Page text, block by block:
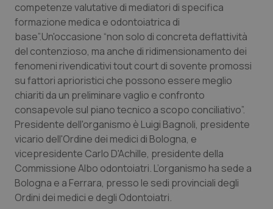
Lazio
Liguria
Lombardia
Marche
Molise
Piemonte
Diabete & glucometri
Disturbi dell’umore
Dolore
Donna & Salute
Epatiti
HIV
competenze valutative di mediatori di specifica
formazione medica e odontoiatrica di
base”.Un'occasione “non solo di concreta deflattività
del contenzioso, ma anche di ridimensionamento dei
fenomeni rivendicativi tout court di sovente promossi
su fattori aprioristici che possono essere meglio
chiariti da un preliminare vaglio e confronto
consapevole sul piano tecnico a scopo conciliativo”.
Presidente dell'organismo è Luigi Bagnoli, presidente
vicario dell'Ordine dei medici di Bologna, e
vicepresidente Carlo D'Achille, presidente della
Commissione Albo odontoiatri. L’organismo ha sede a
Bologna e a Ferrara, presso le sedi provinciali degli
Ordini dei medici e degli Odontoiatri.